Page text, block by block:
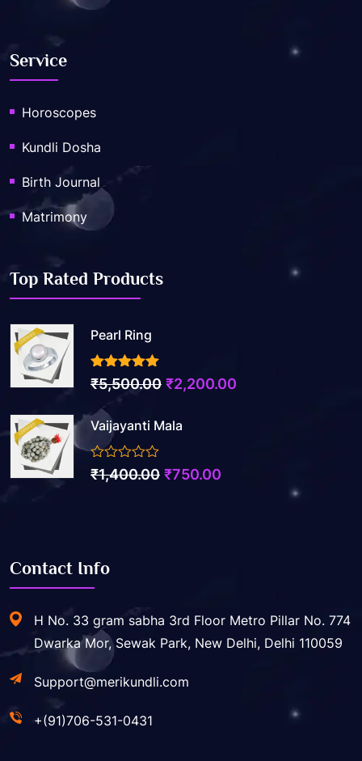
Service
Horoscopes
Kundli Dosha
Birth Journal
Matrimony
Top Rated Products
Pearl Ring
3.50out of 5
₹5,500.00 Original
was:
₹2,200.00
Vaijayanti Mala
0
out
₹1,400.00 Original
₹750.00
Contact Info
H No. 33 gram sabha 3rd Floor Metro Pillar No. 774
Dwarka Mor, Sewak Park, New Delhi, Delhi 110059
Support@merikundli.com
+(91)706-531-0431